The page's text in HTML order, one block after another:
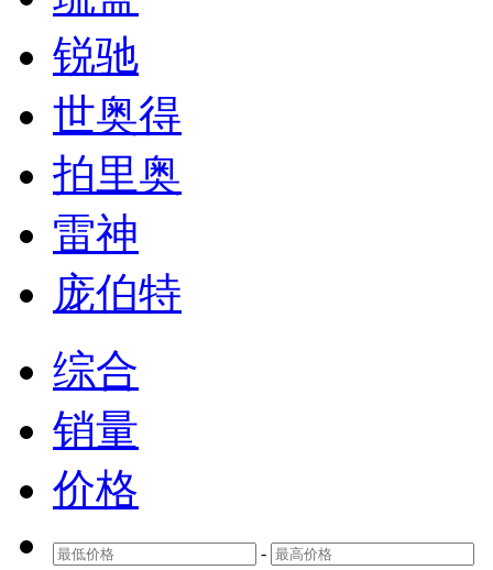
锐驰
世奥得
拍里奥
雷神
庞伯特
综合
销量
价格
-